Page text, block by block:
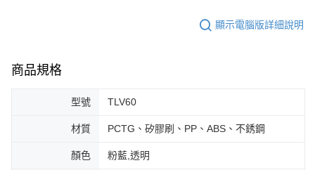
顯示電腦版詳細說明
商品規格
型號 TLV60
材質 PCTG、矽膠刷、PP、ABS、不銹鋼
顏色 粉藍,透明